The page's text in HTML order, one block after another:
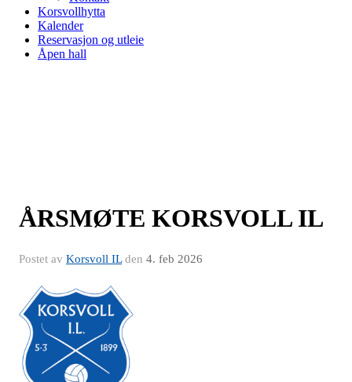
Korsvollhytta
Kalender
Reservasjon og utleie
Åpen hall
ÅRSMØTE KORSVOLL IL
Postet av Korsvoll ILden 4. feb 2026